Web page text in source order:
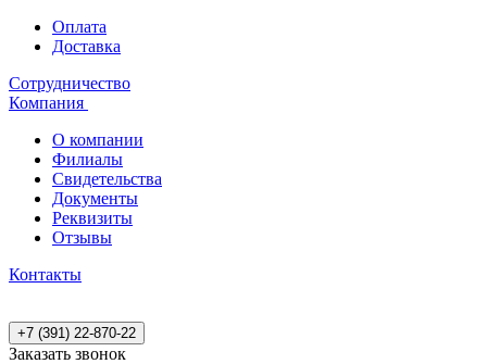
Оплата
Доставка
Сотрудничество
Компания
О компании
Филиалы
Свидетельства
Документы
Реквизиты
Отзывы
Контакты
+7 (391) 22-870-22
Заказать звонок